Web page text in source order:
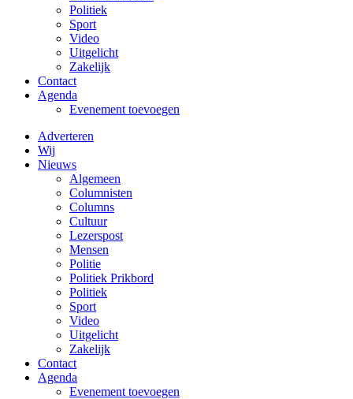
Politiek
Sport
Video
Uitgelicht
Zakelijk
Contact
Agenda
Evenement toevoegen
Adverteren
Wij
Nieuws
Algemeen
Columnisten
Columns
Cultuur
Lezerspost
Mensen
Politie
Politiek Prikbord
Politiek
Sport
Video
Uitgelicht
Zakelijk
Contact
Agenda
Evenement toevoegen